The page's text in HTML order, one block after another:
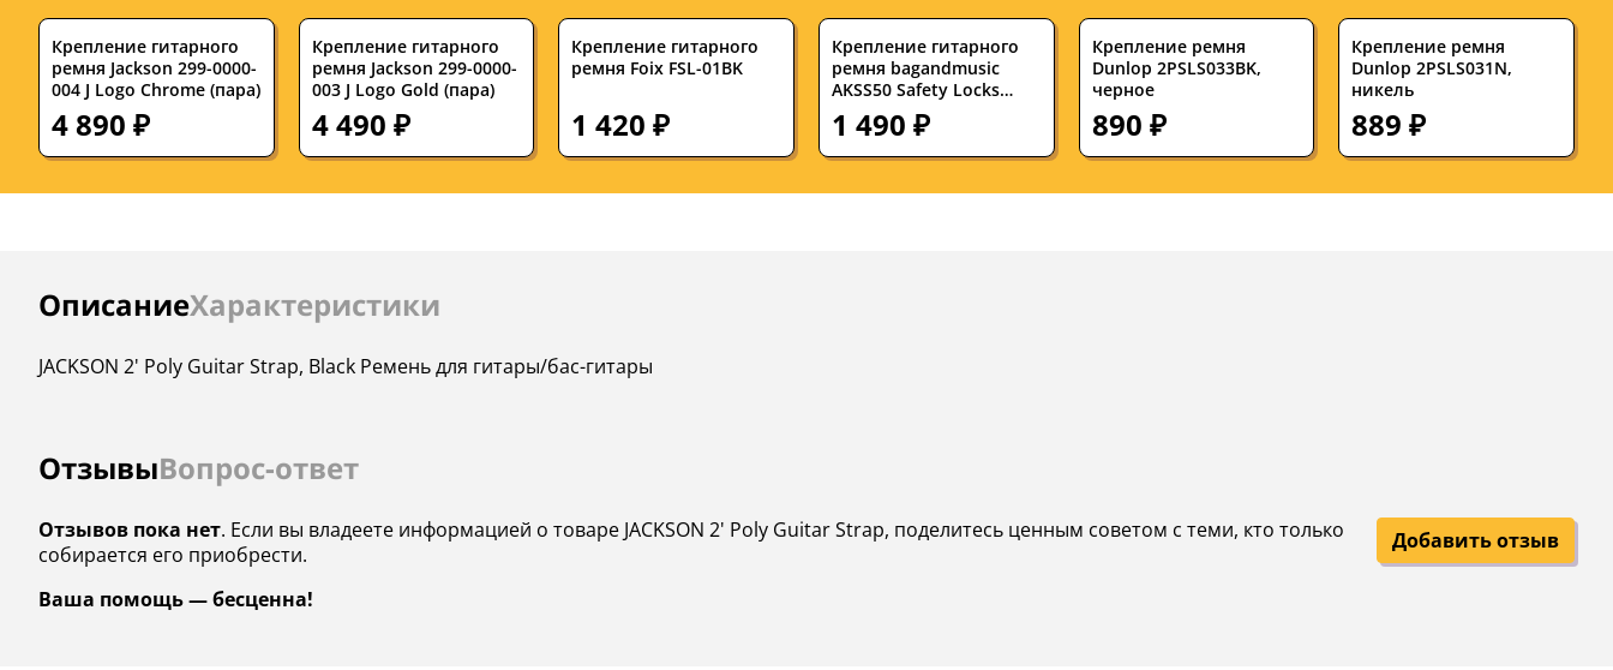
Крепление гитарного
ремня Jackson 299-0000-
004 J Logo Chrome (пара)
4 890 ₽
Крепление гитарного
ремня Jackson 299-0000-
003 J Logo Gold (пара)
4 490 ₽
Крепление гитарного
ремня Foix FSL-01BK
1 420 ₽
Крепление гитарного
ремня bagandmusic
AKSS50 Safety Locks
Black (пара)
1 490 ₽
Крепление ремня
Dunlop 2PSLS033BK,
черное
890 ₽
Крепление ремня
Dunlop 2PSLS031N,
никель
889 ₽
ОписаниеХарактеристики
Инструкции
JACKSON 2' Poly Guitar Strap, Black Ремень для гитары/бас-гитары
ОтзывыВопрос-ответ
Отзывов пока нет. Если вы владеете информацией о товаре JACKSON 2' Poly Guitar Strap, поделитесь ценным советом с теми, кто только
собирается его приобрести.
Ваша помощь — бесценна!
Добавить отзыв